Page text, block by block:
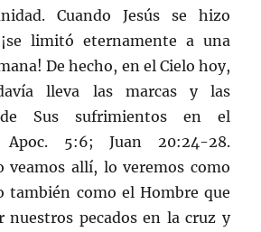
Cuando Jesús se hizo
limitó eternamente a una
De hecho, en el Cielo hoy,
lleva las marcas y las
Sus sufrimientos en el
Apoc. 5:6; Juan 20:24-28.
veamos allí, lo veremos como
también como el Hombre que
nuestros pecados en la cruz y